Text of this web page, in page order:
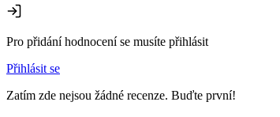
Pro přidání hodnocení se musíte přihlásit
Přihlásit se
Zatím zde nejsou žádné recenze. Buďte první!